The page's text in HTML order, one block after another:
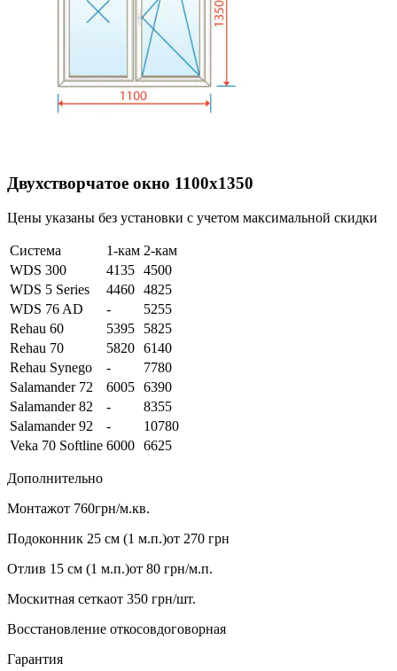
Двухстворчатое окно 1100х1350
Цены указаны без установки с учетом максимальной скидки
Система 1-кам 2-кам
WDS 300
4135 4500
WDS 5 Series
4460 4825
WDS 76 AD
-
5255
Rehau 60
5395
5825
Rehau 70
5820 6140
Rehau Synego
-
7780
Salamander 72
6005 6390
Salamander 82
-
8355
Salamander 92
-
10780
Veka 70 Softline 6000 6625
Дополнительно
Монтажот 760грн/м.кв.
Подоконник 25 см (1 м.п.)от 270 грн
Отлив 15 см (1 м.п.)от 80 грн/м.п.
Москитная сеткаот 350 грн/шт.
Восстановление откосовдоговорная
Гарантия